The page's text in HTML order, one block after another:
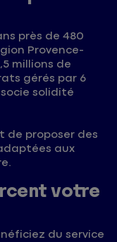
près de 480
Provence-
millions de
gérés par 6
solidité
de proposer des
aux
votre
du service